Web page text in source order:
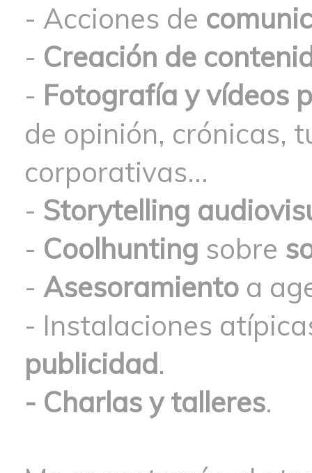
- Acciones de
- Creación de
- Fotografía y vídeos
de opinión, crónicas,
corporativas...
- Storytelling
- Coolhunting sobre
- Asesoramiento a
- Instalaciones
publicidad.
- Charlas y talleres.